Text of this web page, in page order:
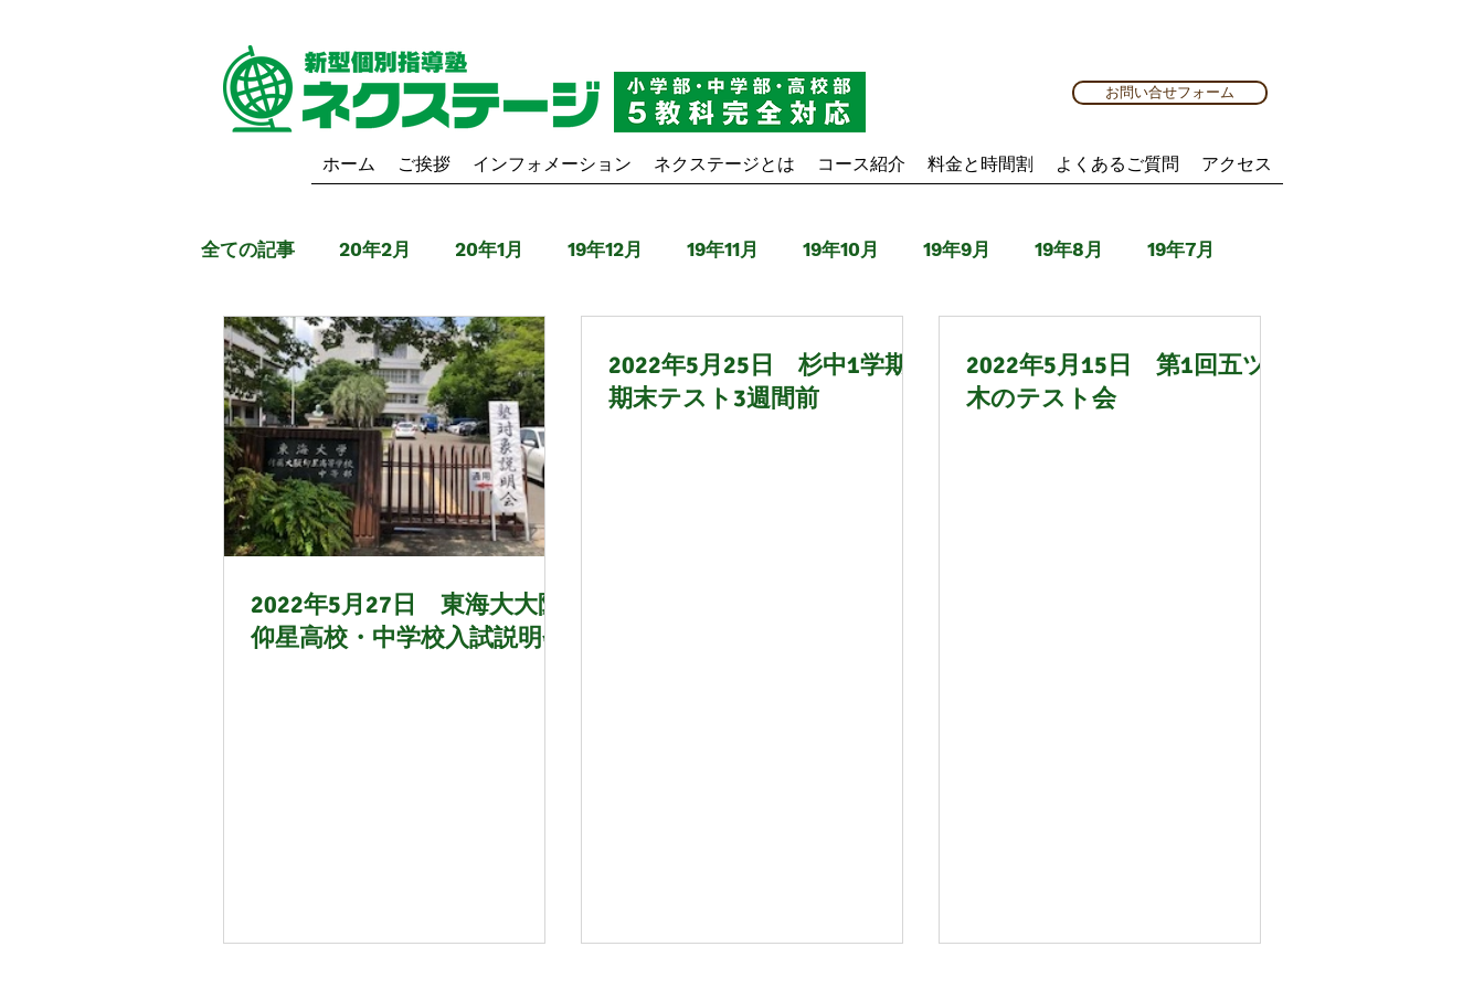
お問い合せフォーム
ホーム ご挨拶 インフォメーション ネクステージとは コース紹介 料金と時間割 よくあるご質問 アクセス
全ての記事 20年2月 20年1月 19年12月 19年11月 19年10月 19年9月 19年8月 19年7月
19年6月 19年5月 19年4月
20年9月 20年10月 20年11月
21年6月 21年7月 21年8月
2022年5月27日 東海大大阪
仰星高校・中学校入試説明会
2022年5月25日 杉中1学期
期末テスト3週間前
2022年5月15日 第1回五ツ
木のテスト会